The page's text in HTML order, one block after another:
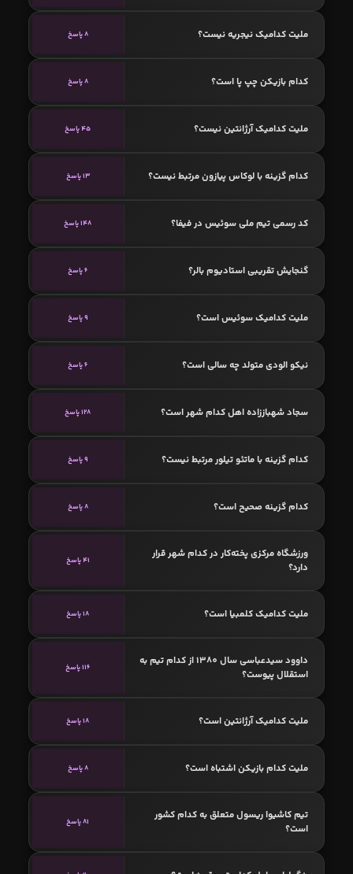
ملیت کدامیک نیجریه نیست؟ 8 پاسخ
کدام بازیکن چپ پا است؟ 8 پاسخ
ملیت کدامیک آرژانتین نیست؟ 45 پاسخ
کدام گزینه با لوکاس پیازون مرتبط نیست؟ 13 پاسخ
کد رسمی تیم ملی سوئیس در فیفا؟ 148 پاسخ
گنجایش تقریبی استادیوم بالر؟ 6 پاسخ
ملیت کدامیک سوئیس است؟ 9 پاسخ
نیکو الودی متولد چه سالی است؟ 6 پاسخ
سجاد شهباززاده اهل کدام شهر است؟ 128 پاسخ
کدام گزینه با ماتئو تیلور مرتبط نیست؟ 9 پاسخ
کدام گزینه صحیح است؟ 8 پاسخ
ورزشگاه مرکزی پخته‌کار در کدام شهر قرار
دارد؟
41 پاسخ
ملیت کدامیک کلمبیا است؟ 18 پاسخ
داوود سیدعباسی سال 1380 از کدام تیم به
استقلال پیوست؟
116 پاسخ
ملیت کدامیک آرژانتین است؟ 18 پاسخ
ملیت کدام بازیکن اشتباه است؟ 8 پاسخ
تیم کاشیوا ریسول متعلق به کدام کشور
است؟
81 پاسخ